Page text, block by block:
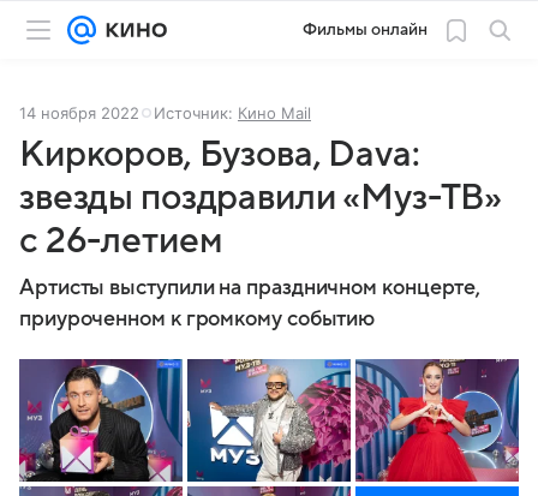
Фильмы онлайн
14 ноября 2022 Источник: Кино Mail
Киркоров, Бузова, Dava:
звезды поздравили «Муз-ТВ»
с 26-летием
Артисты выступили на праздничном концерте,
приуроченном к громкому событию